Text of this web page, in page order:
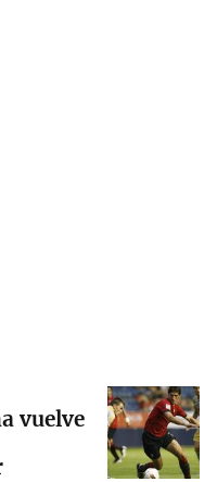
vuelve